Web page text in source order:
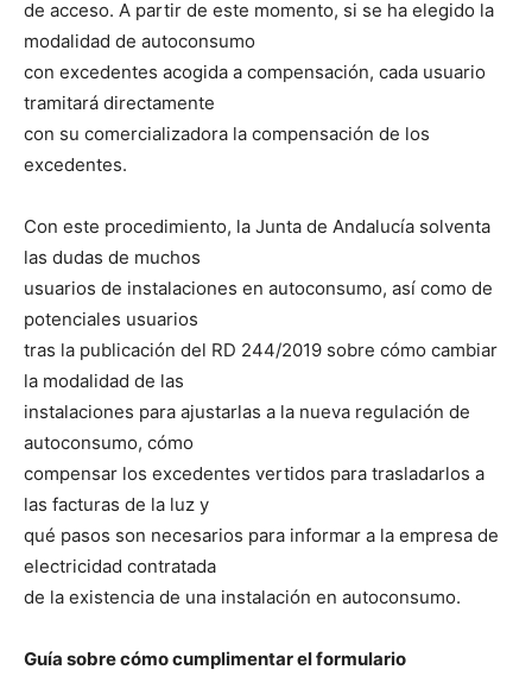
de acceso. A partir de este momento, si se ha elegido la
modalidad de autoconsumo
con excedentes acogida a compensación, cada usuario
tramitará directamente
con su comercializadora la compensación de los
excedentes.
Con este procedimiento, la Junta de Andalucía solventa
las dudas de muchos
usuarios de instalaciones en autoconsumo, así como de
potenciales usuarios
tras la publicación del RD 244/2019 sobre cómo cambiar
la modalidad de las
instalaciones para ajustarlas a la nueva regulación de
autoconsumo, cómo
compensar los excedentes vertidos para trasladarlos a
las facturas de la luz y
qué pasos son necesarios para informar a la empresa de
electricidad contratada
de la existencia de una instalación en autoconsumo.
Guía sobre cómo cumplimentar el formulario